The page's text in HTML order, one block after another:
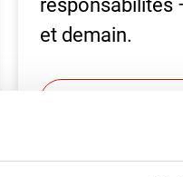
responsabilités
et demain.